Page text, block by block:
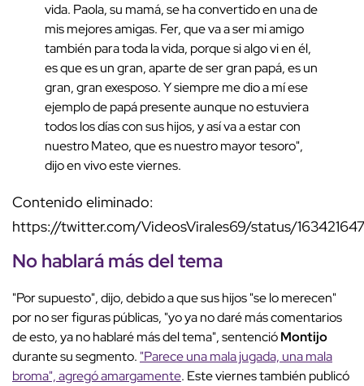
vida. Paola, su mamá, se ha convertido en una de
mis mejores amigas. Fer, que va a ser mi amigo
también para toda la vida, porque si algo vi en él,
es que es un gran, aparte de ser gran papá, es un
gran, gran exesposo. Y siempre me dio a mí ese
ejemplo de papá presente aunque no estuviera
todos los días con sus hijos, y así va a estar con
nuestro Mateo, que es nuestro mayor tesoro",
dijo en vivo este viernes.
Contenido eliminado:
https://twitter.com/VideosVirales69/status/
No hablará más del tema
"Por supuesto", dijo, debido a que sus hijos "se lo merecen"
por no ser figuras públicas, "yo ya no daré más comentarios
de esto, ya no hablaré más del tema", sentencióMontijo
durante su segmento. "Parece una mala jugada, una mala
broma", agregó amargamente. Este viernes también publicó